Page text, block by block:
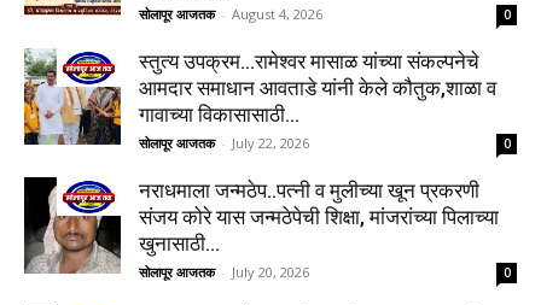
सोलापूर आजतक - August 4, 2026 0
स्तुत्य उपक्रम…रामेश्वर मासाळ यांच्या संकल्पनेचे
आमदार समाधान आवताडे यांनी केले कौतुक,शाळा व
गावाच्या विकासासाठी...
सोलापूर आजतक - July 22, 2026 0
नराधमाला जन्मठेप..पत्नी व मुलीच्या खून प्रकरणी
संजय कोरे यास जन्मठेपेची शिक्षा, मांजरांच्या पिलाच्या
खुनासाठी...
सोलापूर आजतक - July 20, 2026 0